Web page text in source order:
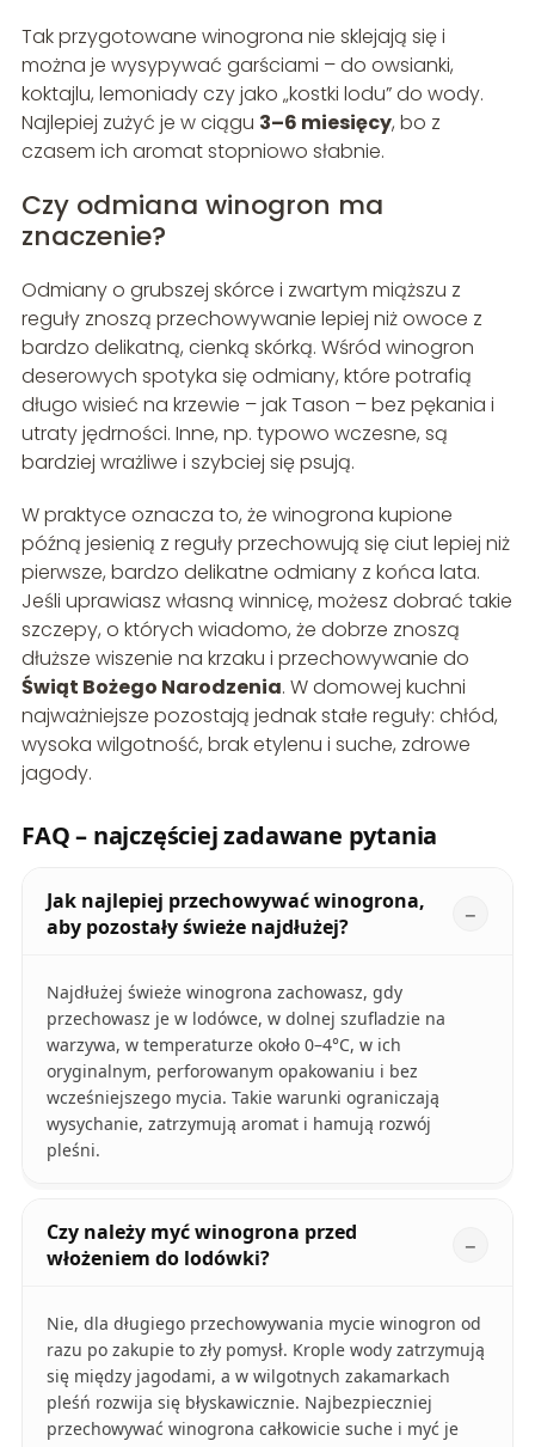
Tak przygotowane winogrona nie sklejają się i
można je wysypywać garściami – do owsianki,
koktajlu, lemoniady czy jako „kostki lodu” do wody.
Najlepiej zużyć je w ciągu 3–6 miesięcy, bo z
czasem ich aromat stopniowo słabnie.
Czy odmiana winogron ma
znaczenie?
Odmiany o grubszej skórce i zwartym miąższu z
reguły znoszą przechowywanie lepiej niż owoce z
bardzo delikatną, cienką skórką. Wśród winogron
deserowych spotyka się odmiany, które potrafią
długo wisieć na krzewie – jak Tason – bez pękania i
utraty jędrności. Inne, np. typowo wczesne, są
bardziej wrażliwe i szybciej się psują.
W praktyce oznacza to, że winogrona kupione
późną jesienią z reguły przechowują się ciut lepiej niż
pierwsze, bardzo delikatne odmiany z końca lata.
Jeśli uprawiasz własną winnicę, możesz dobrać takie
szczepy, o których wiadomo, że dobrze znoszą
dłuższe wiszenie na krzaku i przechowywanie do
Świąt Bożego Narodzenia. W domowej kuchni
najważniejsze pozostają jednak stałe reguły: chłód,
wysoka wilgotność, brak etylenu i suche, zdrowe
jagody.
FAQ – najczęściej zadawane pytania
Jak najlepiej przechowywać winogrona,
aby pozostały świeże najdłużej?
Najdłużej świeże winogrona zachowasz, gdy
przechowasz je w lodówce, w dolnej szufladzie na
warzywa, w temperaturze około 0–4°C, w ich
oryginalnym, perforowanym opakowaniu i bez
wcześniejszego mycia. Takie warunki ograniczają
wysychanie, zatrzymują aromat i hamują rozwój
pleśni.
Czy należy myć winogrona przed
włożeniem do lodówki?
Nie, dla długiego przechowywania mycie winogron od
razu po zakupie to zły pomysł. Krople wody zatrzymują
się między jagodami, a w wilgotnych zakamarkach
pleśń rozwija się błyskawicznie. Najbezpieczniej
przechowywać winogrona całkowicie suche i myć je